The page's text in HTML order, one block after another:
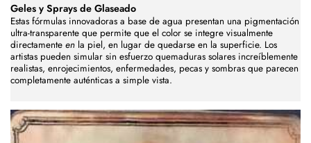
Geles y Sprays de Glaseado
Estas fórmulas innovadoras a base de agua presentan una pigmentación
ultra-transparente que permite que el color se integre visualmente
directamente en la piel, en lugar de quedarse en la superficie. Los
artistas pueden simular sin esfuerzo quemaduras solares increíblemente
realistas, enrojecimientos, enfermedades, pecas y sombras que parecen
completamente auténticas a simple vista.